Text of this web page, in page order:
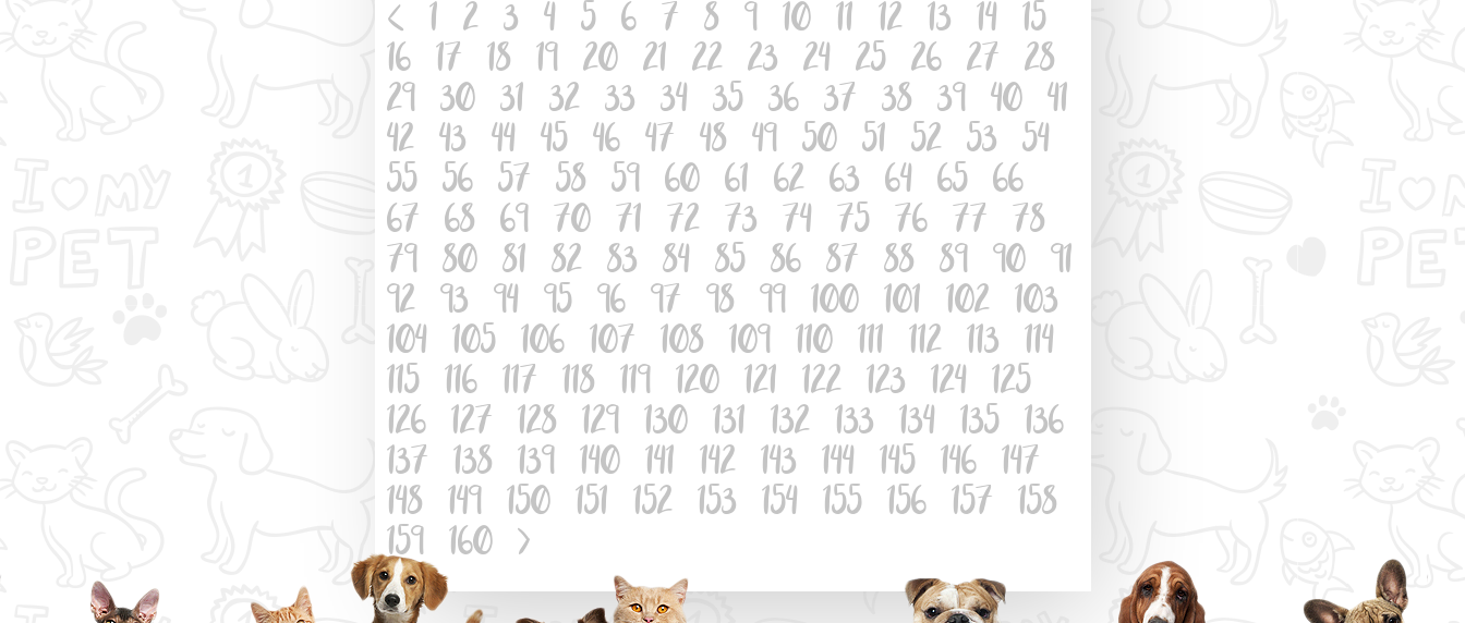
< 1 2 3 4 5 6 7 8 9 10 11 12 13 14
15
16
17 18 19 20 21 22 23 24 25 26 27
28
29
30 31 32 33 34 35 36 37 38 39 40
41
42
43 44 45 46 47 48 49 50 51 52 53
54
55
56 57 58 59 60 61 62 63 64 65
66
67
68 69 70 71 72 73 74 75 76 77
78
79
80 81 82 83 84 85 86 87 88 89 90
91
92
93 94 95 96 97 98 99 100 101 102
103
104
105 106 107 108 109 110 111 112 113
114
115
116 117 118 119 120 121 122 123 124
125
126
127 128 129 130 131 132 133 134 135
136
137
138 139 140 141 142 143 144 145 146
147
148
149 150 151 152 153 154 155 156 157
158
159
160 >